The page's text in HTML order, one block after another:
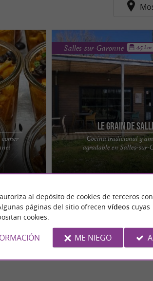
comer
con los ojos
el buen
Le Grain de
Cocina tradicional y
agradable en Salles-sur-
Salles-sur-Garonne 4.5 km
Le Grain de Salles, un restaurante
el corazón de Salles-sur-Garonne
al depósito de cookies de terceros
páginas del sitio ofrecen vídeoscuyas
cookies.
ME NIEGO